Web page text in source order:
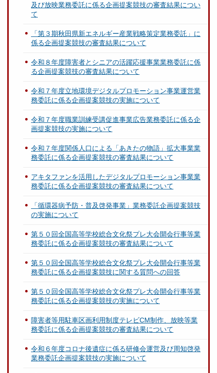
及び放映業務委託に係る企画提案競技の審査結果につい
て
「第３期秋田県新エネルギー産業戦略策定業務委託」に
係る企画提案競技の審査結果について
令和８年度障害者とシニアの活躍応援事業業務委託に係
る企画提案競技の審査結果について
令和７年度立地環境デジタルプロモーション事業運営業
務委託に係る企画提案競技の実施について
令和７年度職業訓練受講促進事業広告業務委託に係る企
画提案競技の実施について
令和７年度関係人口による「あきたの物語」拡大事業業
務委託に係る企画提案競技の審査結果について
アキタファンを活用したデジタルプロモーション事業業
務委託に係る企画提案競技の審査結果について
「循環器病予防・普及啓発事業」業務委託企画提案競技
の実施について
第５０回全国高等学校総合文化祭プレ大会開会行事等業
務委託に係る企画提案競技の審査結果について
第５０回全国高等学校総合文化祭プレ大会開会行事等業
務委託に係る企画提案競技に関する質問への回答
第５０回全国高等学校総合文化祭プレ大会開会行事等業
務委託に係る企画提案競技の実施について
障害者等用駐車区画利用制度テレビCM制作、放映等業
務委託に係る企画提案競技の審査結果について
令和６年度コロナ後遺症に係る研修会運営及び周知啓発
業務委託企画提案競技の実施について